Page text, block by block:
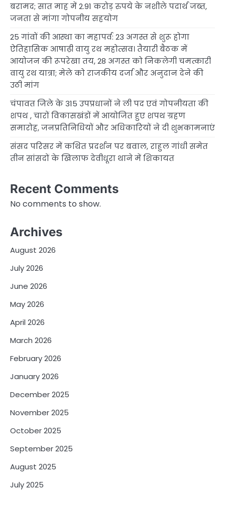
बरामद; सात माह में 2.91 करोड़ रुपये के नशीले पदार्थ जब्त,
जनता से मांगा गोपनीय सहयोग
25 गांवों की आस्था का महापर्व: 23 अगस्त से शुरू होगा
ऐतिहासिक आषाढ़ी वायु रथ महोत्सव। तैयारी बैठक में
आयोजन की रूपरेखा तय, 28 अगस्त को निकलेगी चमत्कारी
वायु रथ यात्रा; मेले को राजकीय दर्जा और अनुदान देने की
उठी मांग
चंपावत जिले के 315 उपप्रधानों ने ली पद एवं गोपनीयता की
शपथ , चारों विकासखंडों में आयोजित हुए शपथ ग्रहण
समारोह, जनप्रतिनिधियों और अधिकारियों ने दी शुभकामनाएं
संसद परिसर में कथित प्रदर्शन पर बवाल, राहुल गांधी समेत
तीन सांसदों के खिलाफ देवीधूरा थाने में शिकायत
Recent Comments
No comments to show.
Archives
August 2026
July 2026
June 2026
May 2026
April 2026
March 2026
February 2026
January 2026
December 2025
November 2025
October 2025
September 2025
August 2025
July 2025